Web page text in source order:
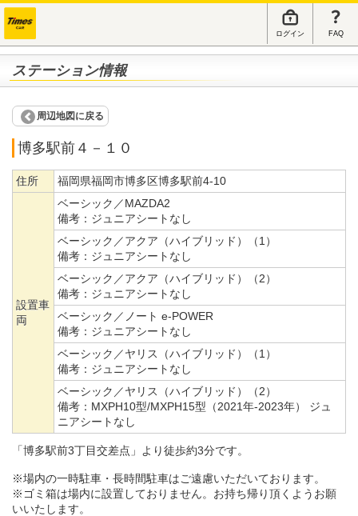
ログイン FAQ
ステーション情報
周辺地図に戻る
博多駅前４－１０
住所 福岡県福岡市博多区博多駅前4-10
設置車
両
ベーシック／MAZDA2
備考： ジュニアシートなし
ベーシック／アクア（ハイブリッド）（1）
備考： ジュニアシートなし
ベーシック／アクア（ハイブリッド）（2）
備考： ジュニアシートなし
ベーシック／ノート e-POWER
備考： ジュニアシートなし
ベーシック／ヤリス（ハイブリッド）（1）
備考： ジュニアシートなし
ベーシック／ヤリス（ハイブリッド）（2）
備考： MXPH10型/MXPH15型（2021年-2023年） ジュ
ニアシートなし
「博多駅前3丁目交差点」より徒歩約3分です。
※場内の一時駐車・長時間駐車はご遠慮いただいております。
※ゴミ箱は場内に設置しておりません。お持ち帰り頂くようお願
いいたします。